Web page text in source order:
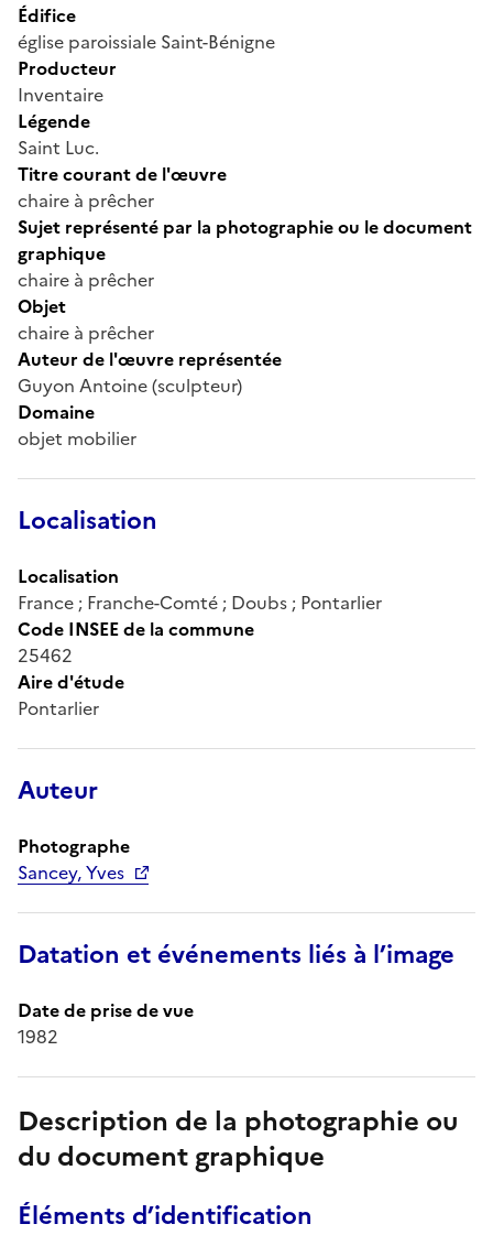
Édifice
église paroissiale Saint-Bénigne
Producteur
Inventaire
Légende
Saint Luc.
Titre courant de l'œuvre
chaire à prêcher
Sujet représenté par la photographie ou le document
graphique
chaire à prêcher
Objet
chaire à prêcher
Auteur de l'œuvre représentée
Guyon Antoine (sculpteur)
Domaine
objet mobilier
Localisation
Localisation
France ; Franche-Comté ; Doubs ; Pontarlier
Code INSEE de la commune
25462
Aire d'étude
Pontarlier
Auteur
Photographe
Sancey, Yves
Datation et événements liés à l’image
Date de prise de vue
1982
Description de la photographie ou
du document graphique
Éléments d’identification